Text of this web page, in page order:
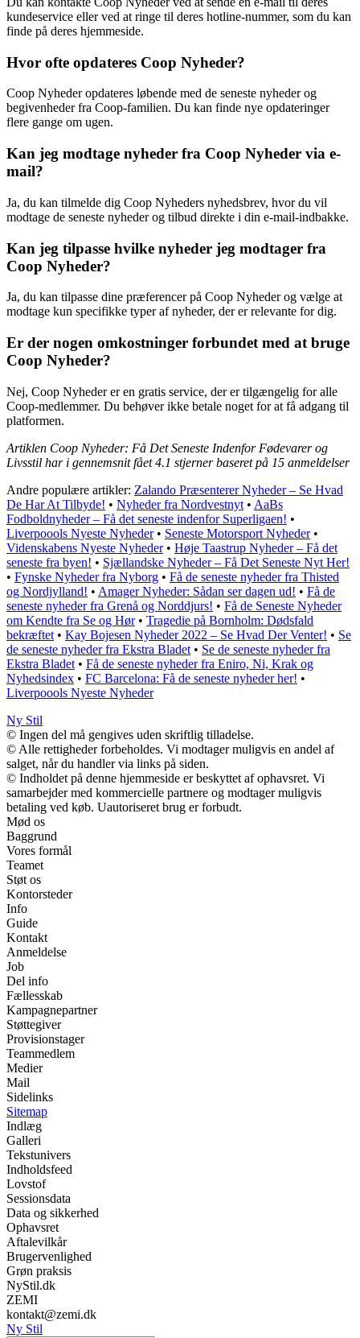
kundeservice eller ved at ringe til deres hotline-nummer, som du kan
finde på deres hjemmeside.
Hvor ofte opdateres Coop Nyheder?
Coop Nyheder opdateres løbende med de seneste nyheder og
begivenheder fra Coop-familien. Du kan finde nye opdateringer
flere gange om ugen.
Kan jeg modtage nyheder fra Coop Nyheder via e-
mail?
Ja, du kan tilmelde dig Coop Nyheders nyhedsbrev, hvor du vil
modtage de seneste nyheder og tilbud direkte i din e-mail-indbakke.
Kan jeg tilpasse hvilke nyheder jeg modtager fra
Coop Nyheder?
Ja, du kan tilpasse dine præferencer på Coop Nyheder og vælge at
modtage kun specifikke typer af nyheder, der er relevante for dig.
Er der nogen omkostninger forbundet med at bruge
Coop Nyheder?
Nej, Coop Nyheder er en gratis service, der er tilgængelig for alle
Coop-medlemmer. Du behøver ikke betale noget for at få adgang til
platformen.
Artiklen Coop Nyheder: Få Det Seneste Indenfor Fødevarer og
Livsstil har i gennemsnit fået4.1 stjerner baseret på 15 anmeldelser
Andre populære artikler: Zalando Præsenterer Nyheder – Se Hvad
De Har At Tilbyde! • Nyheder fra Nordvestnyt • AaBs
Fodboldnyheder – Få det seneste indenfor Superligaen! •
Liverpoools Nyeste Nyheder• Seneste Motorsport Nyheder•
Videnskabens Nyeste Nyheder• Høje Taastrup Nyheder – Få det
seneste fra byen! • Sjællandske Nyheder – Få Det Seneste Nyt Her!
• Fynske Nyheder fra Nyborg • Få de seneste nyheder fra Thisted
og Nordjylland! • Amager Nyheder: Sådan ser dagen ud! • Få de
seneste nyheder fra Grenå og Norddjurs! • Få de Seneste Nyheder
om Kendte fra Se og Hør• Tragedie på Bornholm: Dødsfald
bekræftet • Kay Bojesen Nyheder 2022 – Se Hvad Der Venter! • Se
de seneste nyheder fra Ekstra Bladet • Se de seneste nyheder fra
Ekstra Bladet • Få de seneste nyheder fra Eniro, Ni, Krak og
Nyhedsindex • FC Barcelona: Få de seneste nyheder her! •
Liverpoools Nyeste Nyheder
Ny Stil
© Ingen del må gengives uden skriftlig tilladelse.
© Alle rettigheder forbeholdes. Vi modtager muligvis en andel af
salget, når du handler via links på siden.
© Indholdet på denne hjemmeside er beskyttet af ophavsret. Vi
samarbejder med kommercielle partnere og modtager muligvis
betaling ved køb. Uautoriseret brug er forbudt.
Mød os
Baggrund
Vores formål
Teamet
Støt os
Kontorsteder
Info
Guide
Kontakt
Anmeldelse
Job
Del info
Fællesskab
Kampagnepartner
Støttegiver
Provisionstager
Teammedlem
Medier
Mail
Sidelinks
Sitemap
Indlæg
Galleri
Tekstunivers
Indholdsfeed
Lovstof
Sessionsdata
Data og sikkerhed
Ophavsret
Aftalevilkår
Brugervenlighed
Grøn praksis
NyStil.dk
ZEMI
kontakt@zemi.dk
Ny Stil